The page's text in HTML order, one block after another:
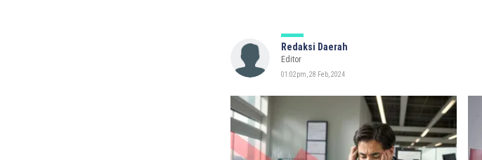
Redaksi Daerah
Editor
01:02pm, 28 Feb, 2024